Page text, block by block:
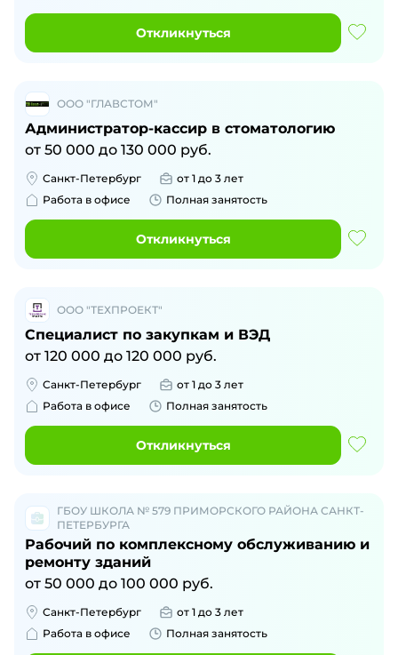
Откликнуться
ООО "ГЛАВСТОМ"
Администратор-кассир в стоматологию
от 50 000 до 130 000 руб.
Санкт-Петербург
от 1 до 3 лет
Работа в офисе
Полная занятость
Откликнуться
ООО "ТЕХПРОЕКТ"
Специалист по закупкам и ВЭД
от 120 000 до 120 000 руб.
Санкт-Петербург
от 1 до 3 лет
Работа в офисе
Полная занятость
Откликнуться
ГБОУ ШКОЛА № 579 ПРИМОРСКОГО РАЙОНА САНКТ-
ПЕТЕРБУРГА
Рабочий по комплексному обслуживанию и
ремонту зданий
от 50 000 до 100 000 руб.
Санкт-Петербург
от 1 до 3 лет
Работа в офисе
Полная занятость